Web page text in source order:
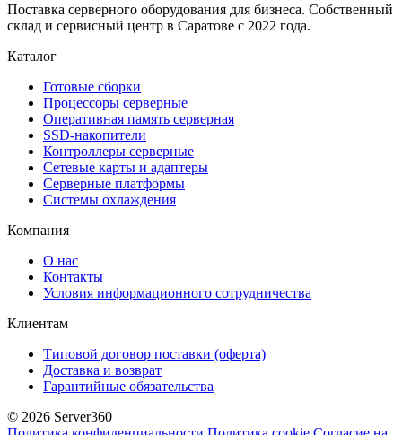
Поставка серверного оборудования для бизнеса. Собственный
склад и сервисный центр в Саратове с 2022 года.
Каталог
Готовые сборки
Процессоры серверные
Оперативная память серверная
SSD-накопители
Контроллеры серверные
Сетевые карты и адаптеры
Серверные платформы
Системы охлаждения
Компания
О нас
Контакты
Условия информационного сотрудничества
Клиентам
Типовой договор поставки (оферта)
Доставка и возврат
Гарантийные обязательства
© 2026 Server360